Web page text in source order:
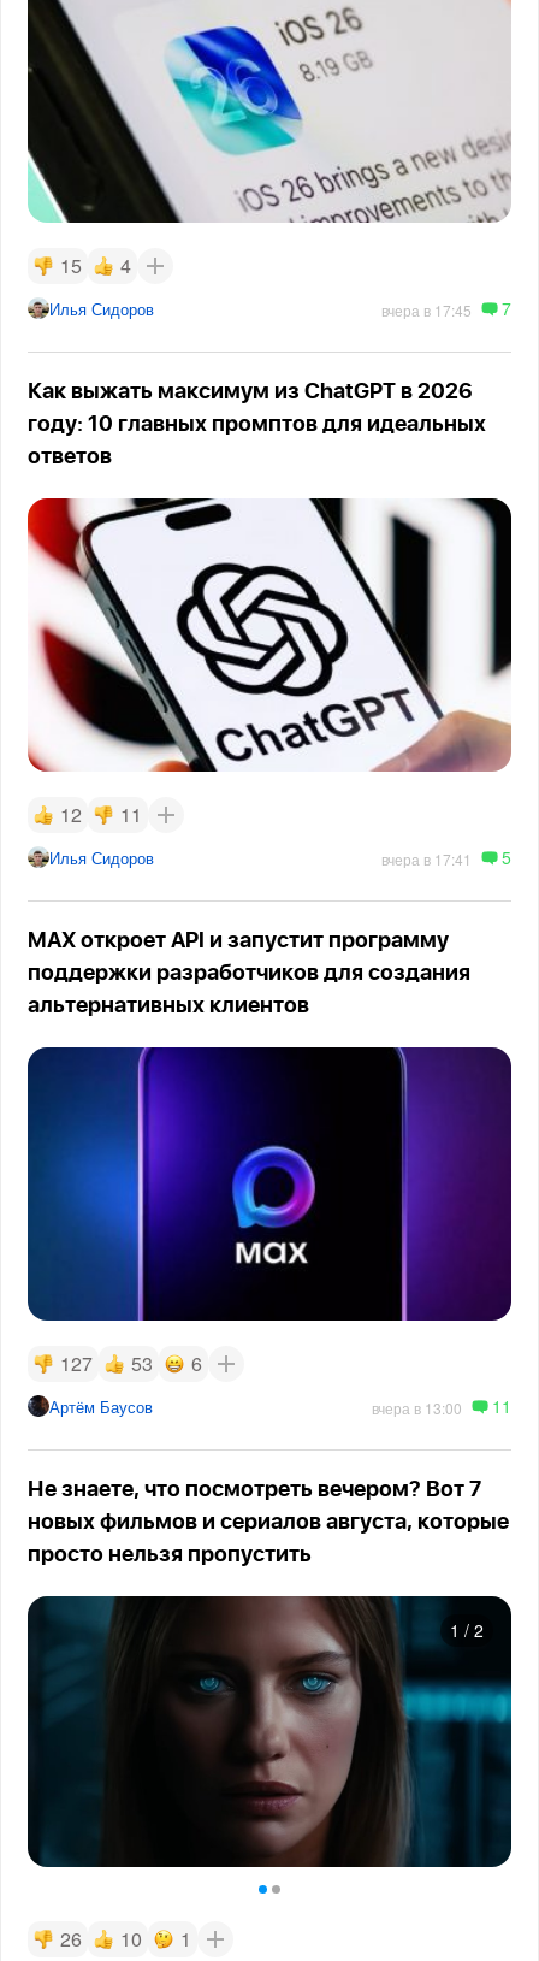
15 4
Илья Сидоров вчера в 17:45 7
Как выжать максимум из ChatGPT в 2026
году: 10 главных промптов для идеальных
ответов
12 11
Илья Сидоров вчера в 17:41 5
MAX откроет API и запустит программу
поддержки разработчиков для создания
альтернативных клиентов
127 53 6
Артём Баусов вчера в 13:00 11
Не знаете, что посмотреть вечером? Вот 7
новых фильмов и сериалов августа, которые
просто нельзя пропустить
1 / 2
26 10 1